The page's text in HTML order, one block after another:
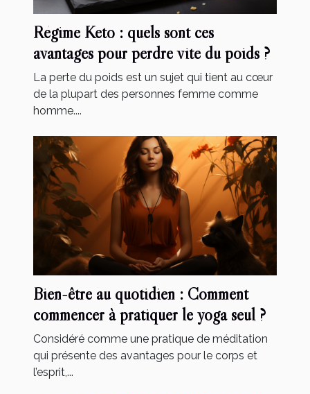
Régime Keto : quels sont ces
avantages pour perdre vite du poids ?
La perte du poids est un sujet qui tient au cœur
de la plupart des personnes femme comme
homme....
Bien-être au quotidien : Comment
commencer à pratiquer le yoga seul ?
Considéré comme une pratique de méditation
qui présente des avantages pour le corps et
l’esprit,...